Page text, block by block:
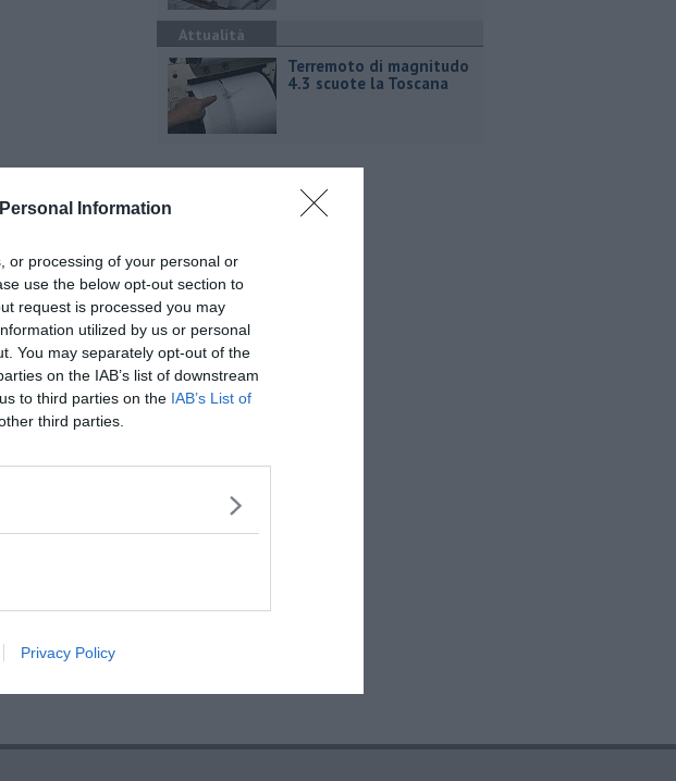
Information
or processing of your personal or
use the below opt-out section to
request is processed you may
utilized by us or personal
You may separately opt-out of the
on the IAB’s list of downstream
to third parties on the IAB’s List of
third parties.
Privacy Policy
accedere con
semplificazioni
Attualità
Terremoto di magnitudo
4.3 scuote la Toscana